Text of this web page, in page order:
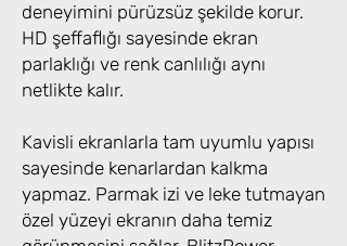
deneyimini pürüzsüz şekilde korur.
HD şeffaflığı sayesinde ekran
parlaklığı ve renk canlılığı aynı
netlikte kalır.
Kavisli ekranlarla tam uyumlu yapısı
sayesinde kenarlardan kalkma
yapmaz. Parmak izi ve leke tutmayan
özel yüzeyi ekranın daha temiz